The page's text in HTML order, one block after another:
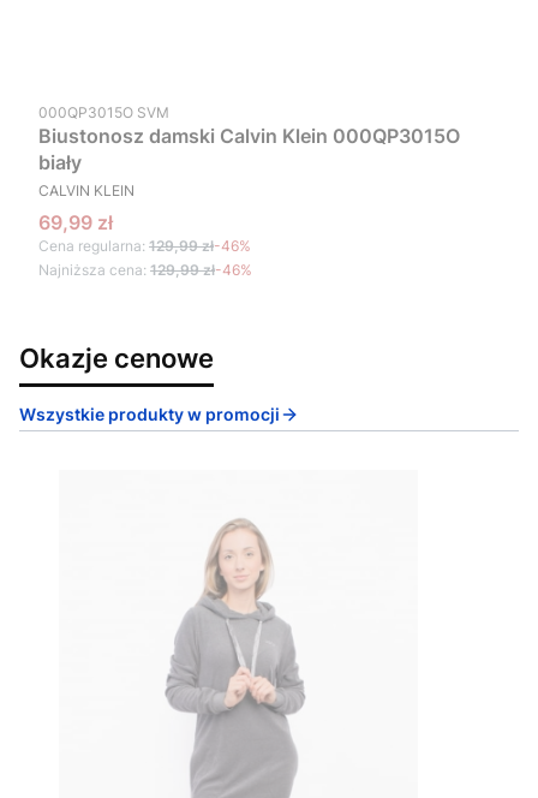
Kod produktu
000QP3015O SVM
Biustonosz damski Calvin Klein 000QP3015O
biały
PRODUCENT
CALVIN KLEIN
Cena promocyjna
69,99 zł
Cena regularna: 129,99 zł-46%
Najniższa cena: 129,99 zł-46%
Okazje cenowe
Wszystkie produkty w promocji